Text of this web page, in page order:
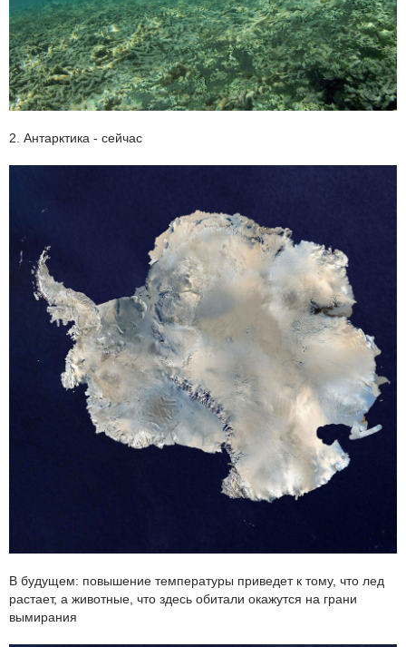
2. Антарктика - сейчас
В будущем: повышение температуры приведет к тому, что лед
растает, а животные, что здесь обитали окажутся на грани
вымирания